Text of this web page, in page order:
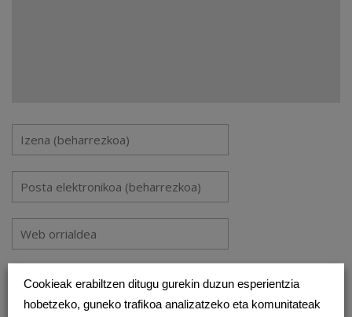
Gorde nire izena, emaila eta webgunea bilatzaile honetan
komentatzen dudan hurrengorako.
Cookieak erabiltzen ditugu gurekin duzun esperientzia
hobetzeko, guneko trafikoa analizatzeko eta komunitateak